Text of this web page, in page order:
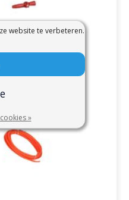
website te verbeteren.
»